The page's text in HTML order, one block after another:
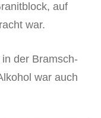
auf
war.
der Bramsch-
war auch